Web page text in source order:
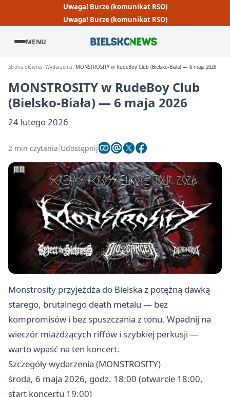
Uwaga! Burze (komunikat RSO)
Uwaga! Burze (komunikat RSO)
MENU
Strona główna Wydarzenia MONSTROSITY w RudeBoy Club (Bielsko-Biała) — 6 maja 2026
MONSTROSITY w RudeBoy Club
(Bielsko-Biała) — 6 maja 2026
24 lutego 2026
2 min czytania Udostępnij
Monstrosity przyjeżdża do Bielska z potężną dawką
starego, brutalnego death metalu — bez
kompromisów i bez spuszczania z tonu. Wpadnij na
wieczór miażdżących riffów i szybkiej perkusji —
warto wpaść na ten koncert.
Szczegóły wydarzenia (MONSTROSITY)
środa, 6 maja 2026, godz. 18:00 (otwarcie 18:00,
start koncertu 19:00)